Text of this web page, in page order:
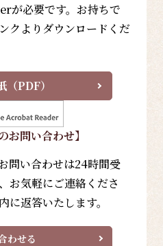
が必要です。お持ちで
クよりダウンロードくだ
（PDF）
お問い合わせ】
問い合わせは24時間受
お気軽にご連絡くださ
に返答いたします。
わせる